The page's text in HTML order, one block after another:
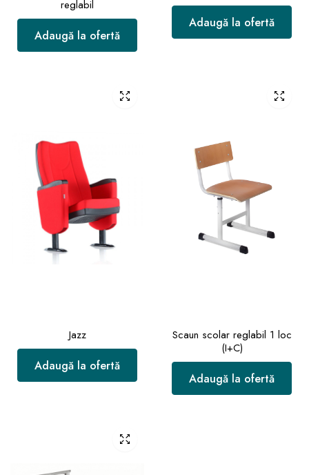
reglabil
Adaugă la ofertă
Adaugă la ofertă
Jazz
Adaugă la ofertă
Scaun scolar reglabil 1 loc
(I+C)
Adaugă la ofertă